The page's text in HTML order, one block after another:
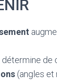
détermine de
(angles